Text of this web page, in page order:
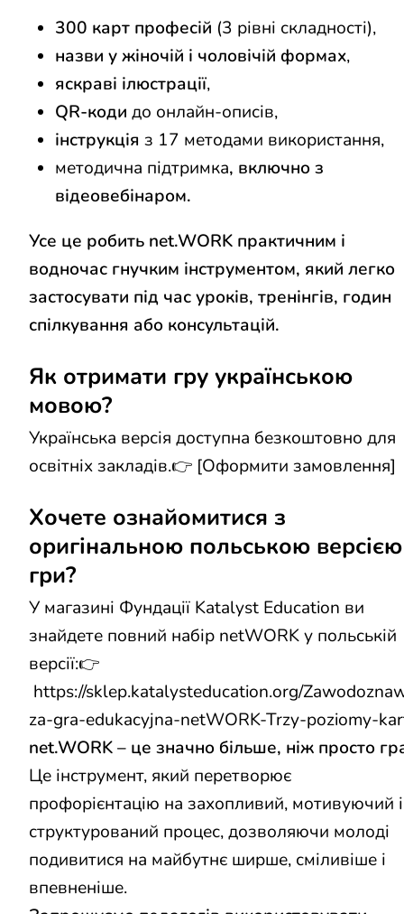
300 карт професій (3 рівні складності),
назви у жіночій і чоловічій формах,
яскраві ілюстрації,
QR-коди до онлайн-описів,
інструкція з 17 методами використання,
методична підтримка, включно з
відеовебінаром.
Усе це робить net.WORK практичним і
водночас гнучким інструментом, який легко
застосувати під час уроків, тренінгів, годин
спілкування або консультацій.
Як отримати гру українською
мовою?
Українська версія доступна безкоштовно для
освітніх закладів.👉 [Оформити замовлення]
Хочете ознайомитися з
оригінальною польською версією
гри?
У магазині Фундації Katalyst Education ви
знайдете повний набір netWORK у польській
версії:👉
https://sklep.katalysteducation.org/
za-gra-edukacyjna-netWORK-Trzy-poziomy-
net.WORK – це значно більше, ніж просто
Це інструмент, який перетворює
профорієнтацію на захопливий, мотивуючий і
структурований процес, дозволяючи молоді
подивитися на майбутнє ширше, сміливіше і
впевненіше.